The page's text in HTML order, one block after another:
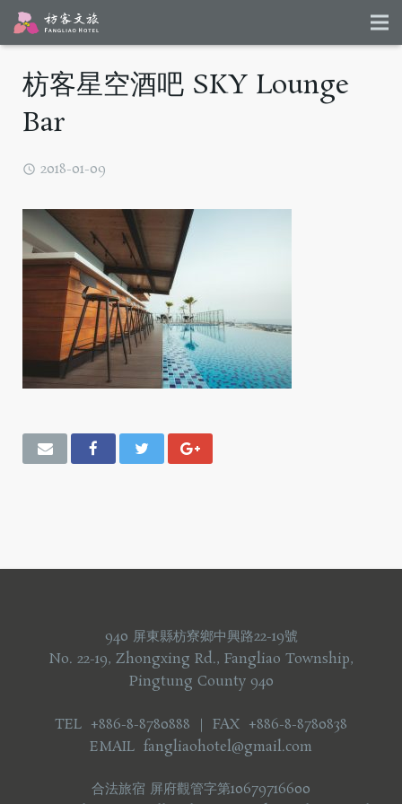
枋客星空酒吧 SKY Lounge
Bar
2018-01-09
940 屏東縣枋寮鄉中興路22-19號
No. 22-19, Zhongxing Rd., Fangliao Township,
Pingtung County 940
TEL +886-8-8780888 ｜ FAX +886-8-8780838
EMAIL fangliaohotel@gmail.com
合法旅宿 屏府觀管字第10679716600